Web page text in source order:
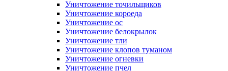
Уничтожение точильщиков
Уничтожение короеда
Уничтожение ос
Уничтожение белокрылок
Уничтожение тли
Уничтожение клопов туманом
Уничтожение огневки
Уничтожение пчел